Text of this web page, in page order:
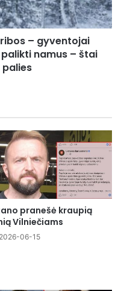
– gyventojai
namus – štai
pranešė kraupią
Vilniečiams
2026-06-15